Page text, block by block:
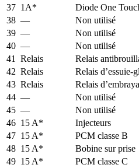
37 1A*
Diode One
38 —
Non utilisé
39 —
Non utilisé
40 —
Non utilisé
41
Relais
Relais
42 Relais
Relais d’essuie-
43 Relais
Relais
44 —
Non utilisé
45 —
Non utilisé
46 15 A*
Injecteurs
47 15 A*
PCM classe B
48 15 A*
Bobine sur prise
49 15 A*
PCM classe C